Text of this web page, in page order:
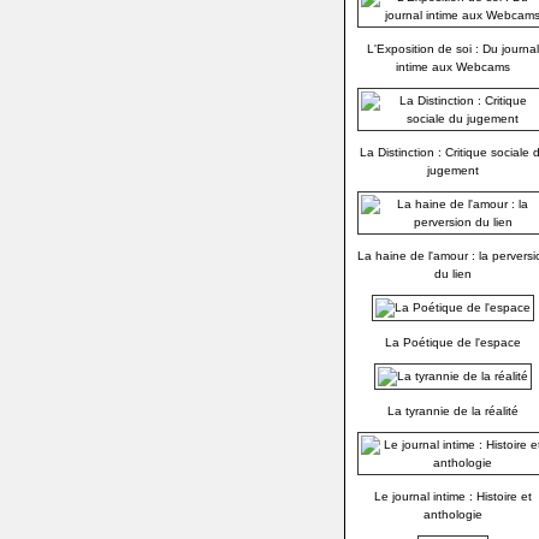
L'Exposition de soi : Du journal
intime aux Webcams
La Distinction : Critique sociale
jugement
La haine de l'amour : la
du lien
La Poétique de l'espace
La tyrannie de la réalité
Le journal intime : Histoire et
anthologie